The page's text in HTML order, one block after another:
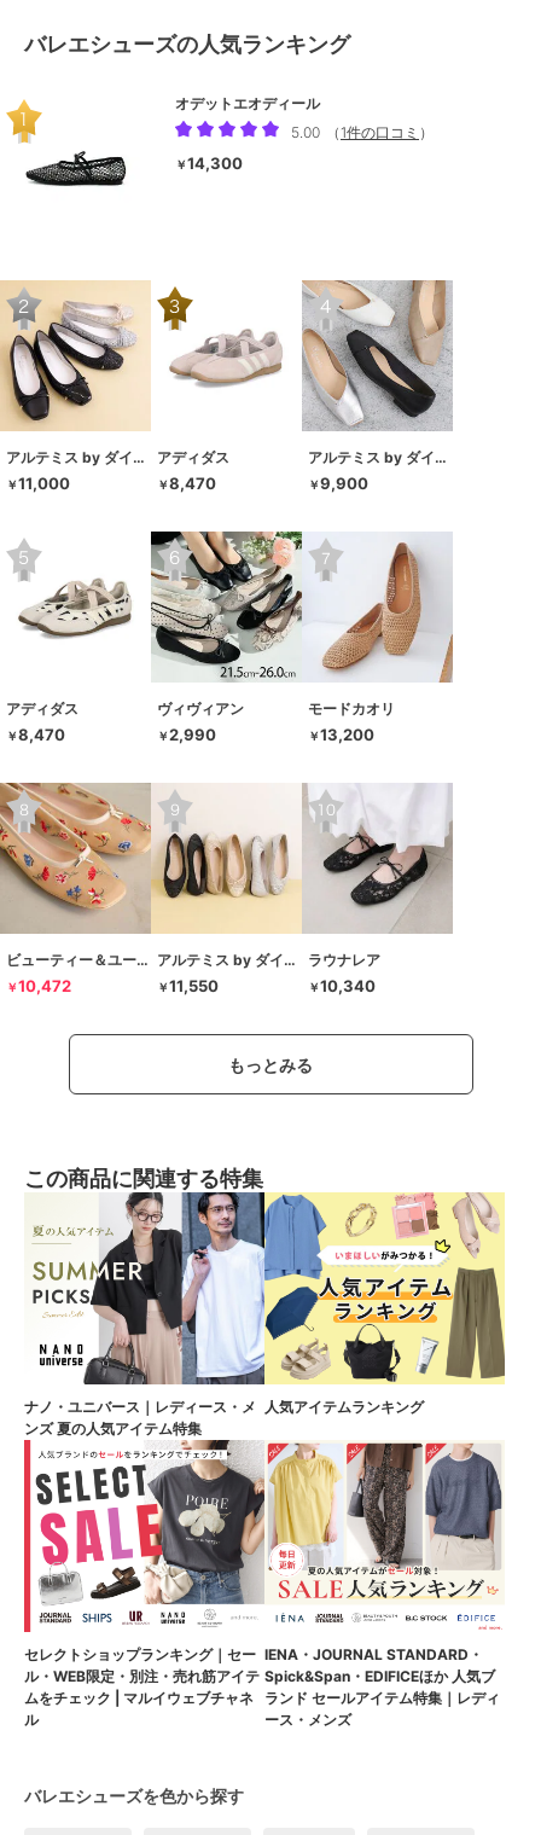
バレエシューズの人気ランキング
オデットエオディール
5.00
（ 1件の口コミ ）
￥14,300
アルテミス by ダイアナ
￥11,000
アディダス
￥8,470
アルテミス by ダイアナ
￥9,900
アディダス
￥8,470
ヴィヴィアン
￥2,990
モードカオリ
￥13,200
ビューティー＆ユース ユナイテッドアローズ
￥10,472
アルテミス by ダイアナ
￥11,550
ラウナレア
￥10,340
もっとみる
この商品に関連する特集
ナノ・ユニバース｜レディース・メ
ンズ 夏の人気アイテム特集
人気アイテムランキング
セレクトショップランキング｜セー
ル・WEB限定・別注・売れ筋アイテ
ムをチェック | マルイウェブチャネ
ル
IENA・JOURNAL STANDARD・
Spick&Span・EDIFICEほか 人気ブ
ランド セールアイテム特集｜レディ
ース・メンズ
バレエシューズを色から探す